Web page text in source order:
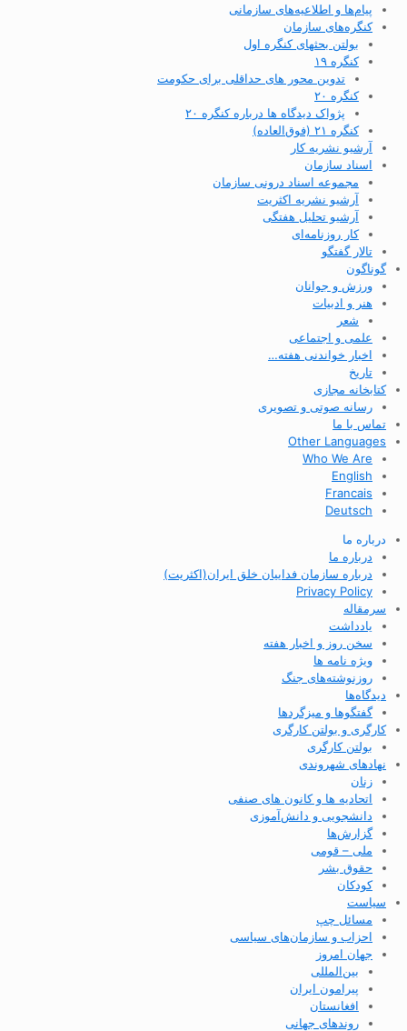
پیام‌ها و اطلاعیه‌های سازمانی
کنگره‌های سازمان
بولتن بحثهای کنگره اول
کنگره ۱۹
تدوین محور های حداقلی برای حکومت
کنگره ۲۰
پژواک دیدگاه ها درباره کنگره ۲۰
کنگره ۲۱ (فوق‌العاده)
آرشیو نشریه کار
اسناد سازمان
مجموعه اسناد درونی سازمان
آرشیو نشریه اکثریت
آرشیو تحلیل هفتگی
کار روزنامه‌ای
تالار گفتگو
گوناگون
ورزش و جوانان
هنر و ادبیات
شعر
علمی و اجتماعی
اخبار خواندنی هفته…
تاریخ
کتابخانه مجازی
رسانه صوتی و تصویری
تماس با ما
Other Languages
Who We Are
English
Francais
Deutsch
درباره ما
درباره ما
درباره سازمان فداییان خلق ایران(اکثریت)
Privacy Policy
سرمقاله
یادداشت
سخن روز و اخبار هفته
ویژه نامه ها
روزنوشته‌های جنگ
دیدگاه‌ها
گفتگوها و میزگردها
کارگری و بولتن کارگری
بولتن کارگری
نهادهای شهروندی
زنان
اتحادیه ها و کانون های صنفی
دانشجویی و دانش‌آموزی
گزارش‌ها
ملی – قومی
حقوق بشر
کودکان
سیاست
مسائل چپ
احزاب و سازمان‌های سیاسی
جهان امروز
بین‌المللی
پیرامون ایران
افغانستان
روندهای جهانی